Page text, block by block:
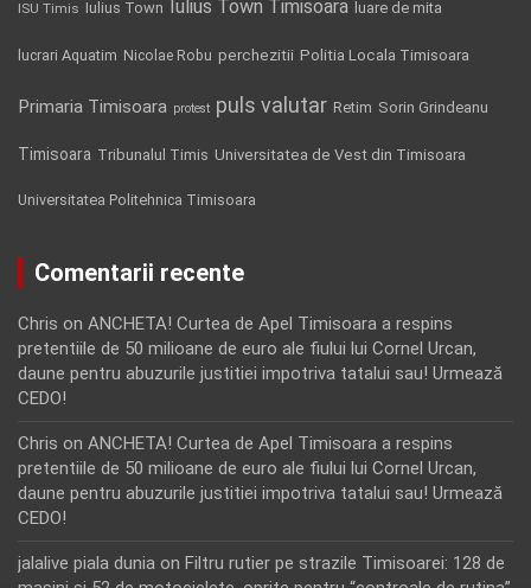
ISU Timis Iulius Town Iulius Town Timisoara luare de mita
lucrari Aquatim Nicolae Robu perchezitii Politia Locala Timisoara
Primaria Timisoara protest puls valutar Retim Sorin Grindeanu
Timisoara Tribunalul Timis Universitatea de Vest din Timisoara
Universitatea Politehnica Timisoara
Comentarii recente
Chris on ANCHETA! Curtea de Apel Timisoara a respins
pretentiile de 50 milioane de euro ale fiului lui Cornel Urcan,
daune pentru abuzurile justitiei impotriva tatalui sau! Urmează
CEDO!
Chris on ANCHETA! Curtea de Apel Timisoara a respins
pretentiile de 50 milioane de euro ale fiului lui Cornel Urcan,
daune pentru abuzurile justitiei impotriva tatalui sau! Urmează
CEDO!
jalalive piala dunia on Filtru rutier pe strazile Timisoarei: 128 de